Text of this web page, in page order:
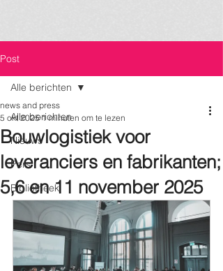
Post
Alle berichten
Nieuws
Pers
Bibliotheek
Alle berichten
Bouwlogistiek voor
leveranciers en fabrikanten;
5,6 en 11 november 2025
news and press
5 okt 2025 1 minuten om te lezen